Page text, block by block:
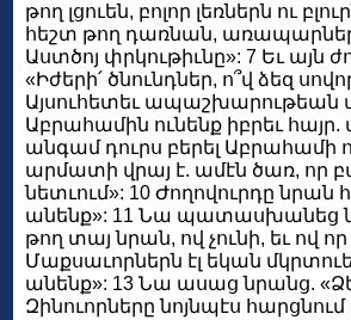
թող լցուեն, բոլոր լեռներն ու
հեշտ թող դառնան,
Աստծոյ փրկութիւնը»: 7 Եւ այն
«Իժերի՛ ծնունդներ, ո՞վ ձեզ
Այսուհետեւ ապաշխարութեան
Աբրահամին ունենք իբրեւ
անգամ դուրս բերել Աբրահամի
արմատի վրայ է. ամէն ծառ, որ
նետւում»: 10 Ժողովուրդը նրան
անենք»: 11 Նա պատասխանեց
թող տայ նրան, ով չունի, եւ ով
Մաքսաւորներն էլ եկան
անենք»: 13 Նա ասաց նրանց.
Զինուորները նոյնպէս